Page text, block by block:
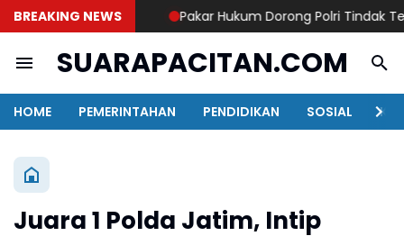
BREAKING NEWS Pakar Hukum Dorong Polri Tindak
SUARAPACITAN.COM
HOME PEMERINTAHAN PENDIDIKAN SOSIAL
Juara 1 Polda Jatim, Intip